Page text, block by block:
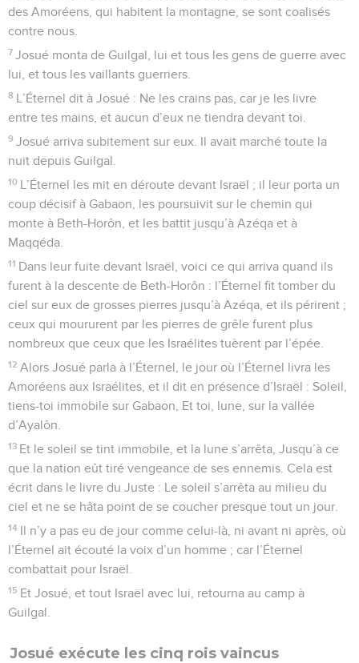
des Amoréens, qui habitent la montagne, se sont coalisés
contre nous.
7 Josué monta de Guilgal, lui et tous les gens de guerre avec
lui, et tous les vaillants guerriers.
8 L’Éternel dit à Josué : Ne les crains pas, car je les livre
entre tes mains, et aucun d’eux ne tiendra devant toi.
9 Josué arriva subitement sur eux. Il avait marché toute la
nuit depuis Guilgal.
10 L’Éternel les mit en déroute devant Israël ; il leur porta un
coup décisif à Gabaon, les poursuivit sur le chemin qui
monte à Beth-Horôn, et les battit jusqu’à Azéqa et à
Maqqéda.
11 Dans leur fuite devant Israël, voici ce qui arriva quand ils
furent à la descente de Beth-Horôn : l’Éternel fit tomber du
ciel sur eux de grosses pierres jusqu’à Azéqa, et ils périrent ;
ceux qui moururent par les pierres de grêle furent plus
nombreux que ceux que les Israélites tuèrent par l’épée.
12 Alors Josué parla à l’Éternel, le jour où l’Éternel livra les
Amoréens aux Israélites, et il dit en présence d’Israël : Soleil,
tiens-toi immobile sur Gabaon, Et toi, lune, sur la vallée
d’Ayalôn.
13 Et le soleil se tint immobile, et la lune s’arrêta, Jusqu’à ce
que la nation eût tiré vengeance de ses ennemis. Cela est
écrit dans le livre du Juste : Le soleil s’arrêta au milieu du
ciel et ne se hâta point de se coucher presque tout un jour.
14 Il n’y a pas eu de jour comme celui-là, ni avant ni après, où
l’Éternel ait écouté la voix d’un homme ; car l’Éternel
combattait pour Israël.
15 Et Josué, et tout Israël avec lui, retourna au camp à
Guilgal.
Josué exécute les cinq rois vaincus